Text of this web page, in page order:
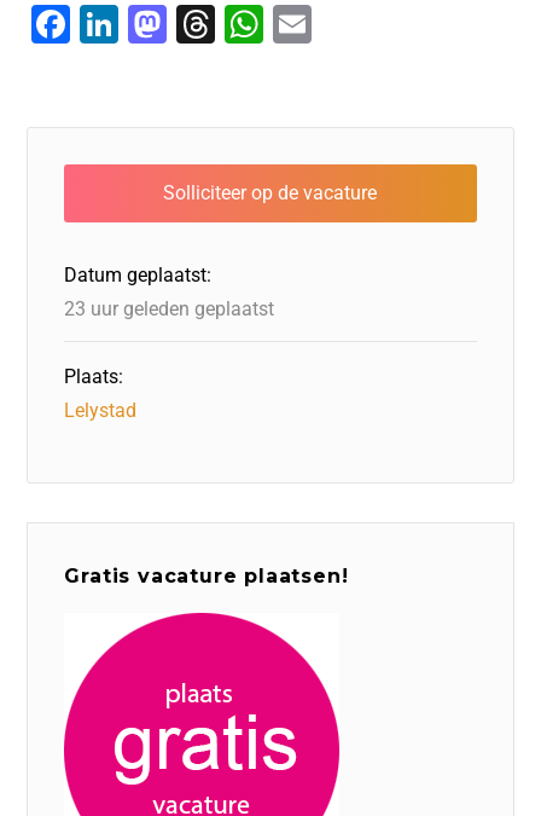
F
e
b
o
o
k
Li
e
dI
n
M
o
d
o
n
T
a
d
s
W
s
A
p
l
Datum geplaatst:
23 uur geleden geplaatst
Plaats:
Lelystad
Gratis vacature plaatsen!